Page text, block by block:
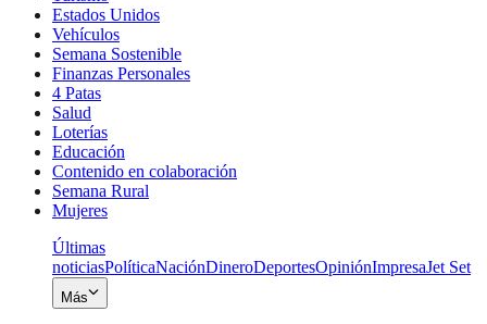
Estados Unidos
Vehículos
Semana Sostenible
Finanzas Personales
4 Patas
Salud
Loterías
Educación
Contenido en colaboración
Semana Rural
Mujeres
Últimas
noticiasPolíticaNaciónDineroDeportesOpiniónImpresaJet Set
Más